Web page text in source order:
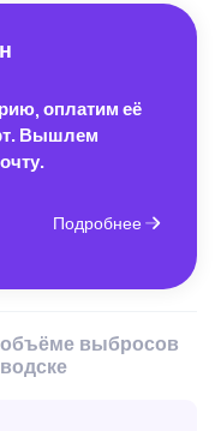
оплатим её
Вышлем
Подробнее
объёме выбросов